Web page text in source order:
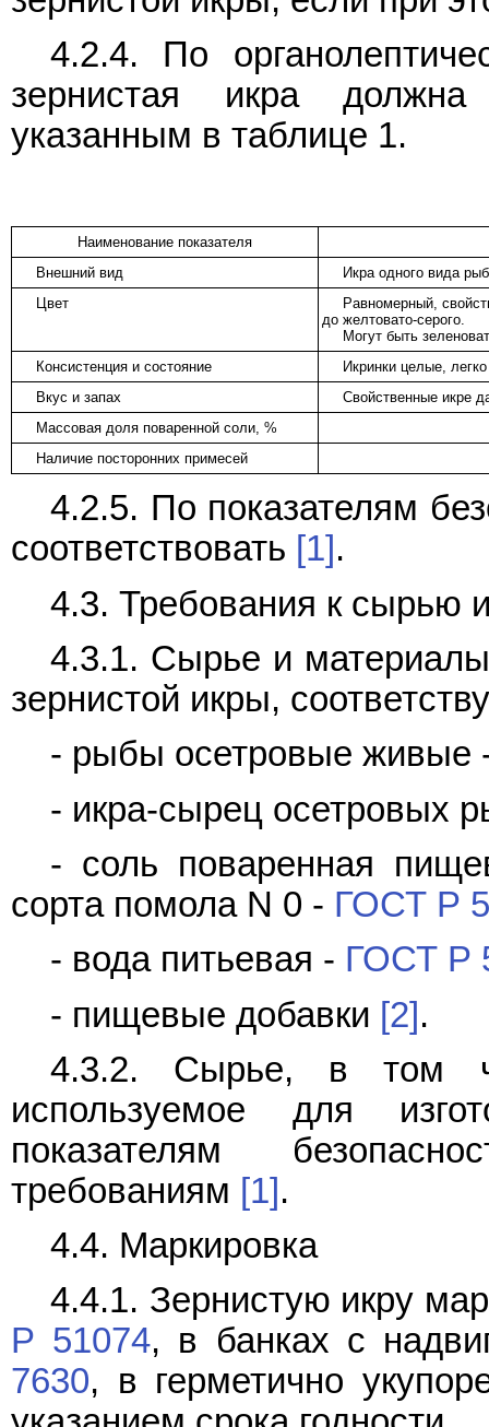
4.2.4. По
зернистая икра должна
указанным в таблице 1.
Наименование показателя
Внешний вид
Икра одного вида
Цвет
Равномерный,
до желтовато-серого.
Могут быть
Консистенция и состояние
Икринки целые,
Вкус и запах
Свойственные икре
Массовая доля поваренной соли, %
Наличие посторонних примесей
4.2.5. По показателям
соответствовать [1] .
4.3. Требования к сырью
4.3.1. Сырье и
зернистой икры,
- рыбы осетровые живые
- икра-сырец осетровых
- соль поваренная
сорта помола N 0 - ГОСТ Р
- вода питьевая - ГОСТ Р
- пищевые добавки [2].
4.3.2. Сырье, в том
используемое для
показателям
требованиям [1] .
4.4. Маркировка
4.4.1. Зернистую икру
Р 51074, в банках с
7630, в герметично